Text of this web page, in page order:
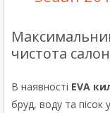
чистота
В наявності EVA
бруд, воду та пісок